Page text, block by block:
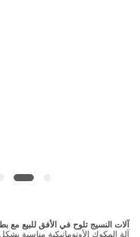
آلات النسيج تلوح في الأفق للبيع مع
آلة المكوك الأوتوماتيكية مناسبة